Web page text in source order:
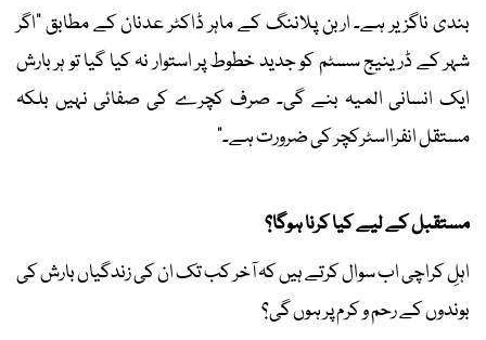
بندی ناگزیر ہے۔ اربن پلاننگ کے ماہر ڈاکٹر عدنان کے مطابق "اگر
شہر کے ڈرینیج سسٹم کو جدید خطوط پر استوار نہ کیا گیا تو ہر بارش
ایک انسانی المیہ بنے گی۔ صرف کچرے کی صفائی نہیں بلکہ
مستقل انفرااسٹرکچر کی ضرورت ہے۔"
مستقبل کے لیے کیا کرنا ہوگا؟
اہلِ کراچی اب سوال کرتے ہیں کہ آخر کب تک ان کی زندگیاں بارش کی
بوندوں کے رحم و کرم پر ہوں گی؟